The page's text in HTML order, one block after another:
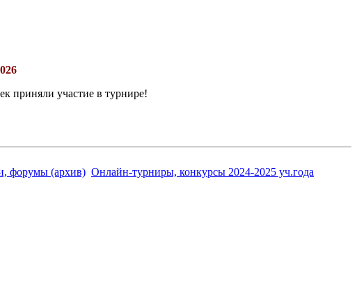
приняли участие в турнире!
форумы (архив) Онлайн-турниры, конкурсы 2024-2025 уч.года